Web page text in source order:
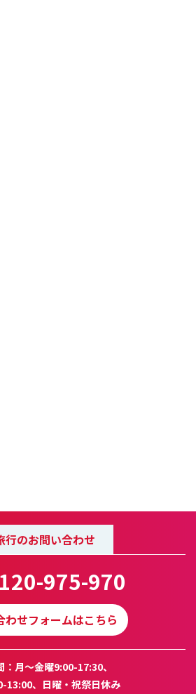
行のお問い合わせ
975-970
わせフォームはこちら
：月～金曜9:00-17:30、
13:00、日曜・祝祭日休み